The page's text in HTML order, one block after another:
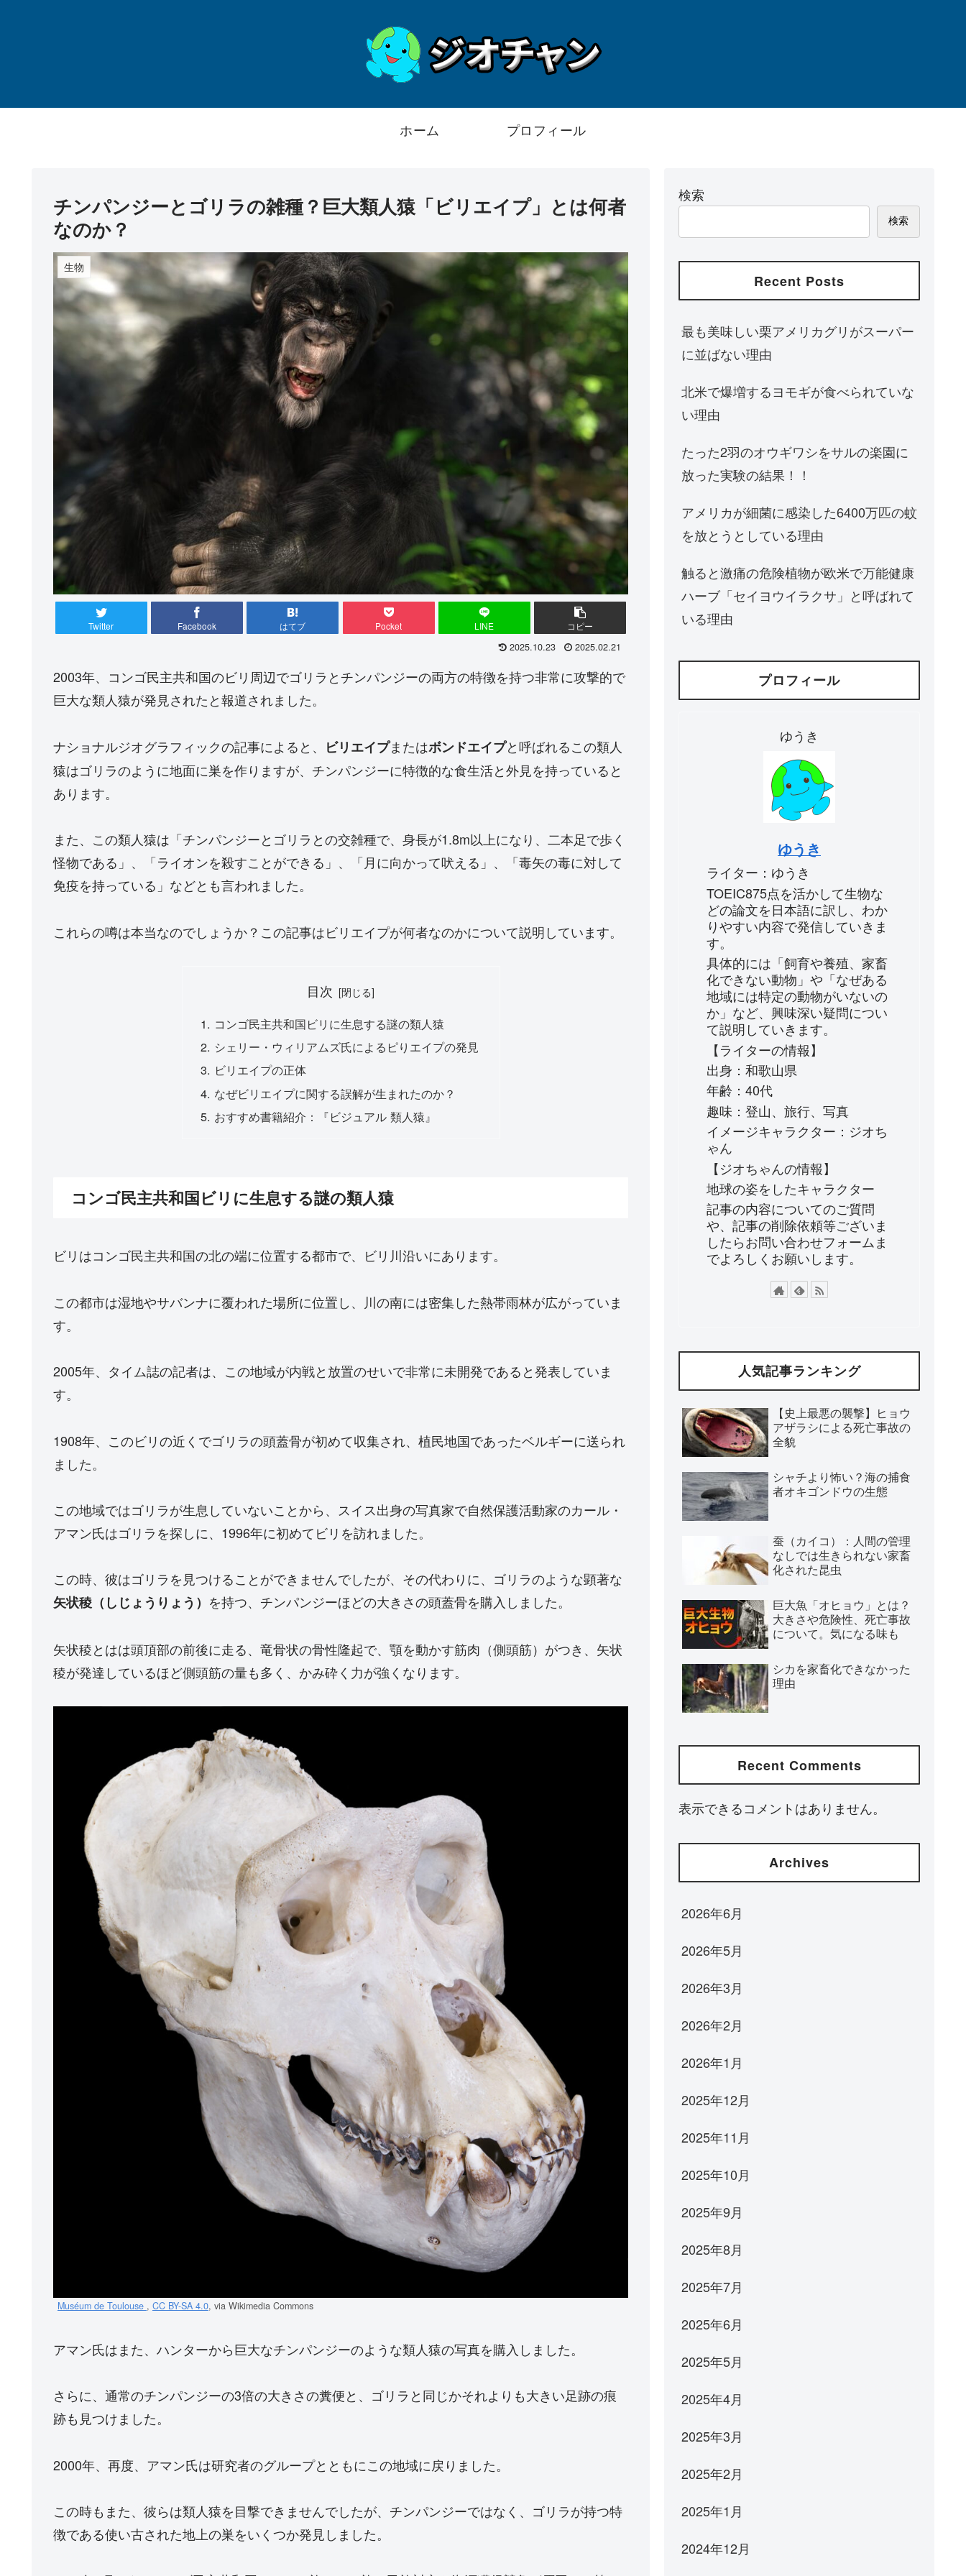
ホーム プロフィール
チンパンジーとゴリラの雑種？巨大類人猿「ビリエイプ」とは何者
なのか？
生物
Twitter Facebook はてブ Pocket LINE コピー
2025.10.23 2025.02.21
2003年、コンゴ民主共和国のビリ周辺でゴリラとチンパンジーの両方の特徴を持つ非常に攻撃的で
巨大な類人猿が発見されたと報道されました。
ナショナルジオグラフィックの記事によると、 ビリエイプまたはボンドエイプと呼ばれるこの類人
猿はゴリラのように地面に巣を作りますが、チンパンジーに特徴的な食生活と外見を持っていると
あります。
また、この類人猿は「チンパンジーとゴリラとの交雑種で、身長が1.8m以上になり、二本足で歩く
怪物である」、「ライオンを殺すことができる」、「月に向かって吠える」、「毒矢の毒に対して
免疫を持っている」などとも言われました。
これらの噂は本当なのでしょうか？この記事はビリエイプが何者なのかについて説明しています。
目次
コンゴ民主共和国ビリに生息する謎の類人猿
シェリー・ウィリアムズ氏によるピりエイプの発見
ビリエイプの正体
なぜビリエイプに関する誤解が生まれたのか？
おすすめ書籍紹介：『ビジュアル 類人猿』
コンゴ民主共和国ビリに生息する謎の類人猿
ビリはコンゴ民主共和国の北の端に位置する都市で、ビリ川沿いにあります。
この都市は湿地やサバンナに覆われた場所に位置し、川の南には密集した熱帯雨林が広がっていま
す。
2005年、タイム誌の記者は、この地域が内戦と放置のせいで非常に未開発であると発表していま
す。
1908年、このビリの近くでゴリラの頭蓋骨が初めて収集され、植民地国であったベルギーに送られ
ました。
この地域ではゴリラが生息していないことから、スイス出身の写真家で自然保護活動家のカール・
アマン氏はゴリラを探しに、1996年に初めてビリを訪れました。
この時、彼はゴリラを見つけることができませんでしたが、その代わりに、ゴリラのような顕著な
矢状稜（しじょうりょう） を持つ、チンパンジーほどの大きさの頭蓋骨を購入しました。
矢状稜とはは頭頂部の前後に走る、竜骨状の骨性隆起で、顎を動かす筋肉（側頭筋）がつき、矢状
稜が発達しているほど側頭筋の量も多く、かみ砕く力が強くなります。
Muséum de Toulouse , CC BY-SA 4.0, via Wikimedia Commons
アマン氏はまた、ハンターから巨大なチンパンジーのような類人猿の写真を購入しました。
さらに、通常のチンパンジーの3倍の大きさの糞便と、ゴリラと同じかそれよりも大きい足跡の痕
跡も見つけました。
2000年、再度、アマン氏は研究者のグループとともにこの地域に戻りました。
この時もまた、彼らは類人猿を目撃できませんでしたが、チンパンジーではなく、ゴリラが持つ特
徴である使い古された地上の巣をいくつか発見しました。
検索
検索
Recent Posts
最も美味しい栗アメリカグリがスーパー
に並ばない理由
北米で爆増するヨモギが食べられていな
い理由
たった2羽のオウギワシをサルの楽園に
放った実験の結果！！
アメリカが細菌に感染した6400万匹の蚊
を放とうとしている理由
触ると激痛の危険植物が欧米で万能健康
ハーブ「セイヨウイラクサ」と呼ばれて
いる理由
プロフィール
ゆうき
ゆうき
ライター：ゆうき
TOEIC875点を活かして生物な
どの論文を日本語に訳し、わか
りやすい内容で発信していきま
す。
具体的には「飼育や養殖、家畜
化できない動物」や「なぜある
地域には特定の動物がいないの
か」など、興味深い疑問につい
て説明していきます。
【ライターの情報】
出身：和歌山県
年齢：40代
趣味：登山、旅行、写真
イメージキャラクター：ジオち
ゃん
【ジオちゃんの情報】
地球の姿をしたキャラクター
記事の内容についてのご質問
や、記事の削除依頼等ございま
したらお問い合わせフォームま
でよろしくお願いします。
人気記事ランキング
【史上最悪の襲撃】ヒョウ
アザラシによる死亡事故の
全貌
シャチより怖い？海の捕食
者オキゴンドウの生態
蚕（カイコ）：人間の管理
なしでは生きられない家畜
化された昆虫
巨大魚「オヒョウ」とは？
大きさや危険性、死亡事故
について。気になる味も
シカを家畜化できなかった
理由
Recent Comments
表示できるコメントはありません。
Archives
2026年6月
2026年5月
2026年3月
2026年2月
2026年1月
2025年12月
2025年11月
2025年10月
2025年9月
2025年8月
2025年7月
2025年6月
2025年5月
2025年4月
2025年3月
2025年2月
2025年1月
2024年12月